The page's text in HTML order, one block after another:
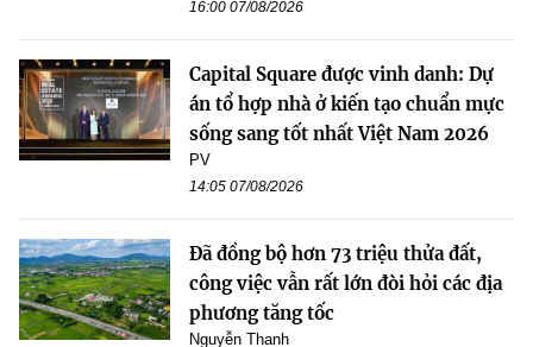
16:00 07/08/2026
Capital Square được vinh danh: Dự
án tổ hợp nhà ở kiến tạo chuẩn mực
sống sang tốt nhất Việt Nam 2026
PV
14:05 07/08/2026
Đã đồng bộ hơn 73 triệu thửa đất,
công việc vẫn rất lớn đòi hỏi các địa
phương tăng tốc
Nguyễn Thanh